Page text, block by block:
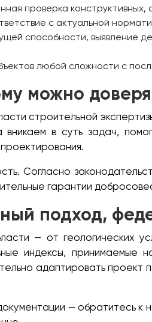
проверка
с актуальной
способности, выявление
любой сложности с
можно
строительной
в суть задач,
Согласно
гарантии
подход,
— от геологических
индексы, принимаемые
адаптировать проект
— обратитесь к